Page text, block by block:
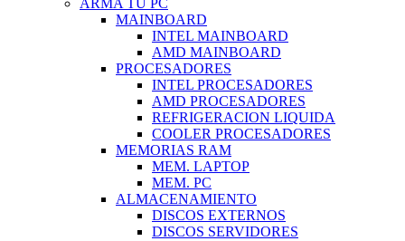
MAINBOARD
INTEL MAINBOARD
AMD MAINBOARD
PROCESADORES
INTEL PROCESADORES
AMD PROCESADORES
REFRIGERACION LIQUIDA
COOLER PROCESADORES
MEMORIAS RAM
MEM. LAPTOP
MEM. PC
ALMACENAMIENTO
DISCOS EXTERNOS
DISCOS SERVIDORES